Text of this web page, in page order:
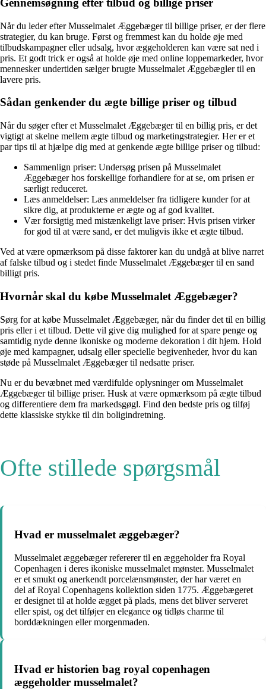
Gennemsøgning efter tilbud og billige priser
Når du leder efter Musselmalet Æggebæger til billige priser, er der flere
strategier, du kan bruge. Først og fremmest kan du holde øje med
tilbudskampagner eller udsalg, hvor æggeholderen kan være sat ned i
pris. Et godt trick er også at holde øje med online loppemarkeder, hvor
mennesker undertiden sælger brugte Musselmalet Æggebægler til en
lavere pris.
Sådan genkender du ægte billige priser og tilbud
Når du søger efter et Musselmalet Æggebæger til en billig pris, er det
vigtigt at skelne mellem ægte tilbud og marketingstrategier. Her er et
par tips til at hjælpe dig med at genkende ægte billige priser og tilbud:
Sammenlign priser: Undersøg prisen på Musselmalet
Æggebæger hos forskellige forhandlere for at se, om prisen er
særligt reduceret.
Læs anmeldelser: Læs anmeldelser fra tidligere kunder for at
sikre dig, at produkterne er ægte og af god kvalitet.
Vær forsigtig med mistænkeligt lave priser: Hvis prisen virker
for god til at være sand, er det muligvis ikke et ægte tilbud.
Ved at være opmærksom på disse faktorer kan du undgå at blive narret
af falske tilbud og i stedet finde Musselmalet Æggebæger til en sand
billigt pris.
Hvornår skal du købe Musselmalet Æggebæger?
Sørg for at købe Musselmalet Æggebæger, når du finder det til en billig
pris eller i et tilbud. Dette vil give dig mulighed for at spare penge og
samtidig nyde denne ikoniske og moderne dekoration i dit hjem. Hold
øje med kampagner, udsalg eller specielle begivenheder, hvor du kan
støde på Musselmalet Æggebæger til nedsatte priser.
Nu er du bevæbnet med værdifulde oplysninger om Musselmalet
Æggebæger til billige priser. Husk at være opmærksom på ægte tilbud
og differentiere dem fra markedsgøgl. Find den bedste pris og tilføj
dette klassiske stykke til din boligindretning.
Ofte stillede spørgsmål
Hvad er musselmalet æggebæger?
Musselmalet æggebæger refererer til en æggeholder fra Royal
Copenhagen i deres ikoniske musselmalet mønster. Musselmalet
er et smukt og anerkendt porcelænsmønster, der har været en
del af Royal Copenhagens kollektion siden 1775. Æggebægeret
er designet til at holde ægget på plads, mens det bliver serveret
eller spist, og det tilføjer en elegance og tidløs charme til
borddækningen eller morgenmaden.
Hvad er historien bag royal copenhagen
æggeholder musselmalet?